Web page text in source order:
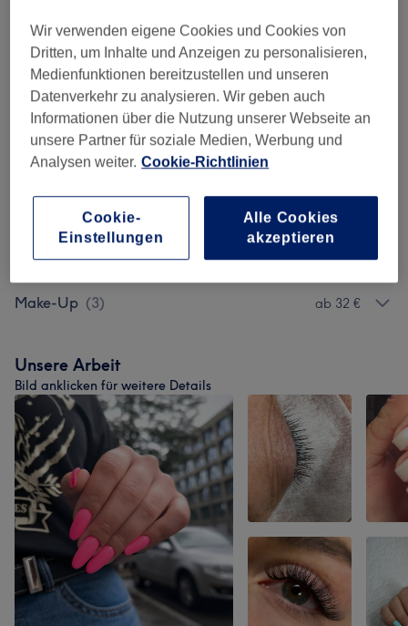
Hydra Touch H2 (9) ab 15 €
Gesichtsbehandlungen (14) ab 15 €
Zubuchbare Services Für
Gesichtsbehandlungen (1)
Augenbrauen & Wimpernbehandlungen (9) ab 11 €
Permanent Make-Up (6) ab 60 €
Make-Up (3) ab 32 €
Unsere Arbeit
Bild anklicken für weitere Details
Wir verwenden eigene Cookies und Cookies von
Dritten, um Inhalte und Anzeigen zu personalisieren,
Medienfunktionen bereitzustellen und unseren
Datenverkehr zu analysieren. Wir geben auch
Informationen über die Nutzung unserer Webseite an
unsere Partner für soziale Medien, Werbung und
Analysen weiter. Cookie-Richtlinien
Cookie-
Einstellungen
Alle Cookies
akzeptieren